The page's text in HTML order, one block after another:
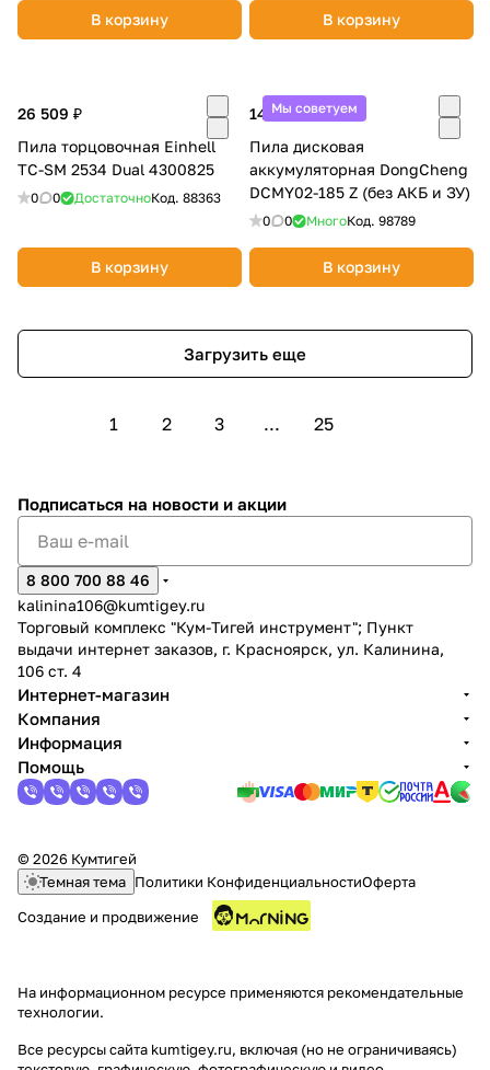
В корзину В корзину
26 509 ₽
Пила торцовочная Einhell
TC-SM 2534 Dual 4300825
0 0 ДостаточноКод. 88363
В корзину
Мы советуем
14 990 ₽
Пила дисковая
аккумуляторная DongCheng
DCMY02-185 Z (без АКБ и ЗУ)
0 0 МногоКод. 98789
В корзину
Загрузить еще
1 2 3 ... 25
Подписаться на новости и акции
8 800 700 88 46
kalinina106@kumtigey.ru
Торговый комплекс "Кум-Тигей инструмент"; Пункт
выдачи интернет заказов, г. Красноярск, ул. Калинина,
106 ст. 4
Интернет-магазин
Компания
Информация
Помощь
© 2026 Кумтигей
Темная тема Политики КонфиденциальностиОферта
Создание и продвижение
На информационном ресурсе применяются рекомендательные
технологии.
Все ресурсы сайта kumtigey.ru, включая (но не ограничиваясь)